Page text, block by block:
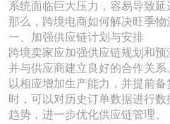
系统面临巨大压力，容易导致延
那么，跨境电商如何解决旺季物
一、加强供应链计划与安排
跨境卖家应加强供应链规划和预
并与供应商建立良好的合作关系
以相应增加生产能力，并提前
时，可以对历史订单数据进行
趋势，进一步优化供应链管理。